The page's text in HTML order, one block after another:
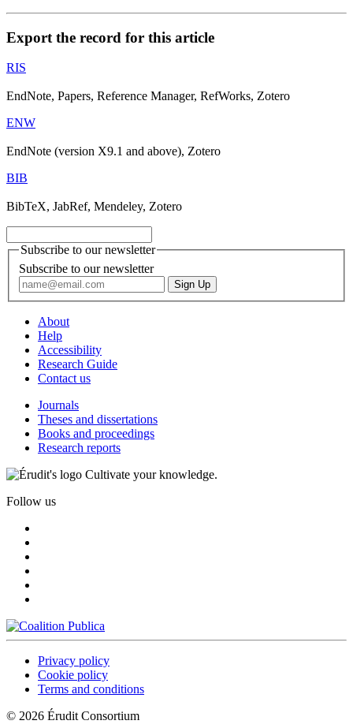
Export the record for this article
RIS
EndNote, Papers, Reference Manager, RefWorks, Zotero
ENW
EndNote (version X9.1 and above), Zotero
BIB
BibTeX, JabRef, Mendeley, Zotero
Subscribe to our newsletter
Subscribe to our newsletter
About
Help
Accessibility
Research Guide
Contact us
Journals
Theses and dissertations
Books and proceedings
Research reports
Cultivate your knowledge.
Follow us
Privacy policy
Cookie policy
Terms and conditions
© 2026 Érudit Consortium